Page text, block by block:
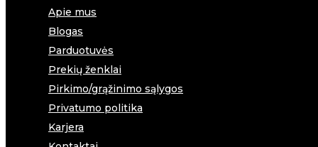
Apie mus
Blogas
Parduotuvės
Prekių ženklai
Pirkimo/grąžinimo sąlygos
Privatumo politika
Karjera